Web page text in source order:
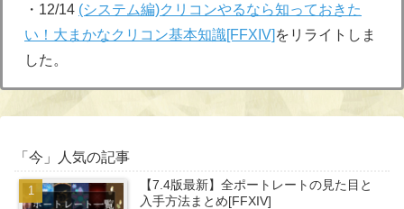
・12/14 (システム編)クリコンやるなら知っておきた
い！大まかなクリコン基本知識[FFXIV] をリライトしま
した。
「今」人気の記事
【7.4版最新】全ポートレートの見た目と
入手方法まとめ[FFXIV]